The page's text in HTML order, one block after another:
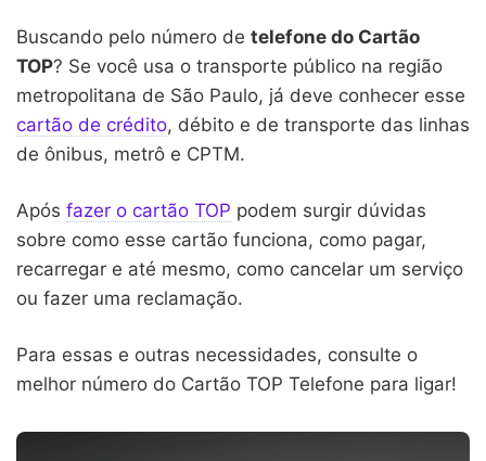
Buscando pelo número de telefone do Cartão
TOP? Se você usa o transporte público na região
metropolitana de São Paulo, já deve conhecer esse
cartão de crédito, débito e de transporte das linhas
de ônibus, metrô e CPTM.
Após fazer o cartão TOP podem surgir dúvidas
sobre como esse cartão funciona, como pagar,
recarregar e até mesmo, como cancelar um serviço
ou fazer uma reclamação.
Para essas e outras necessidades, consulte o
melhor número do Cartão TOP Telefone para ligar!